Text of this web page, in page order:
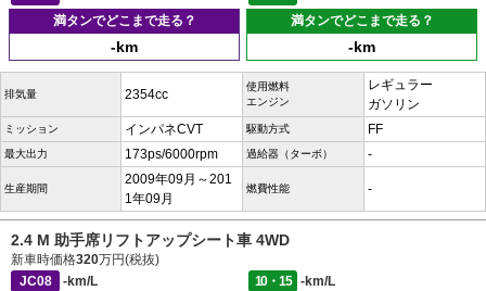
満タンでどこまで走る？
-km
満タンでどこまで走る？
-km
排気量 2354cc
使用燃料
エンジン
レギュラー
ガソリン
ミッション インパネCVT 駆動方式 FF
最大出力 173ps/6000rpm 過給器（ターボ） -
生産期間
2009年09月～201
1年09月
燃費性能 -
2.4 M 助手席リフトアップシート車 4WD
新車時価格320万円(税抜)
JC08
-km/L 10・15
-km/L